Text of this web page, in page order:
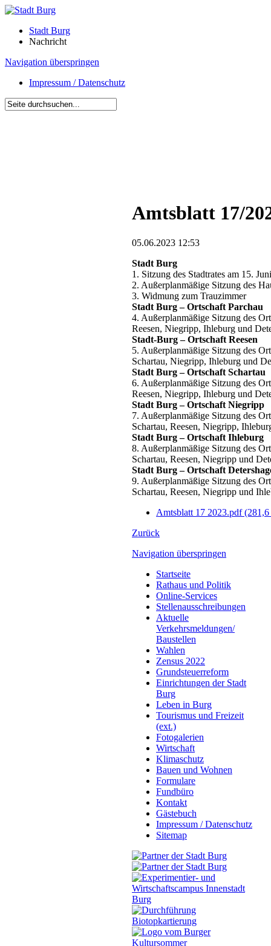
Stadt Burg
Nachricht
Navigation überspringen
Impressum / Datenschutz
Amtsblatt 17/
05.06.2023 12:53
Stadt Burg
1. Sitzung des Stadtrates am 15.
2. Außerplanmäßige Sitzung des
3. Widmung zum Trauzimmer
Stadt Burg – Ortschaft Parchau
4. Außerplanmäßige Sitzung des
Reesen, Niegripp, Ihleburg und
Stadt-Burg – Ortschaft Reesen
5. Außerplanmäßige Sitzung des
Schartau, Niegripp, Ihleburg und
Stadt Burg – Ortschaft Schartau
6. Außerplanmäßige Sitzung des
Reesen, Niegripp, Ihleburg und
Stadt Burg – Ortschaft Niegripp
7. Außerplanmäßige Sitzung des
Schartau, Reesen, Niegripp,
Stadt Burg – Ortschaft Ihleburg
8. Außerplanmäßige Sitzung des
Schartau, Reesen, Niegripp und
Stadt Burg – Ortschaft
9. Außerplanmäßige Sitzung des
Schartau, Reesen, Niegripp und
Amtsblatt 17 2023.pdf
Zurück
Navigation überspringen
Startseite
Rathaus und Politik
Online-Services
Stellenausschreibungen
Aktuelle
Verkehrsmeldungen/
Baustellen
Wahlen
Zensus 2022
Grundsteuerreform
Einrichtungen der Stadt
Burg
Leben in Burg
Tourismus und Freizeit
(ext.)
Fotogalerien
Wirtschaft
Klimaschutz
Bauen und Wohnen
Formulare
Fundbüro
Kontakt
Gästebuch
Impressum / Datenschutz
Sitemap